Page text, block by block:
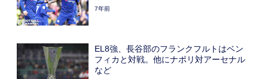
7年前
EL8強、長谷部のフランクフルトはベン
フィカと対戦。他にナポリ対アーセナル
など